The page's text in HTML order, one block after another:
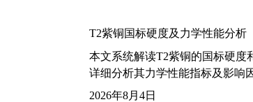
T2紫铜国标硬度及力学性能分析
本文系统解读T2紫铜的国标硬度
详细分析其力学性能指标及影响
2026年8月4日